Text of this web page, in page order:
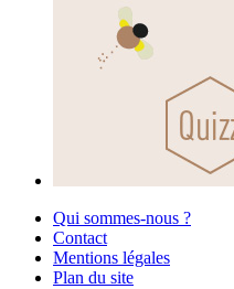
Qui sommes-nous ?
Contact
Mentions légales
Plan du site